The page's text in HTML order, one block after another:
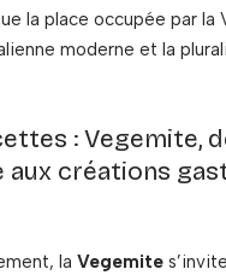
la place occupée par la
moderne et la
: Vegemite,
aux créations
la Vegemite